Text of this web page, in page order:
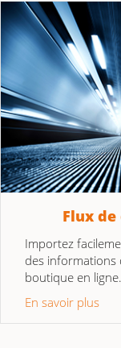
Flux de
Importez
des informations
boutique en ligne.
En savoir plus